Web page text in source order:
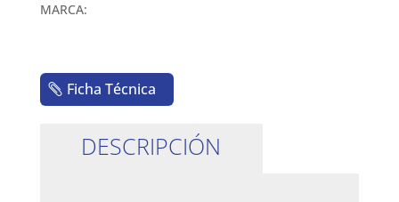
MARCA:
Ficha Técnica
DESCRIPCIÓN